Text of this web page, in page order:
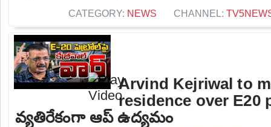
CATEGORY: NEWS CHANNEL:
Arvind Kejriwal to
residence over E20
వ్యతిరేకంగా ఆప్ ఉద్యమం